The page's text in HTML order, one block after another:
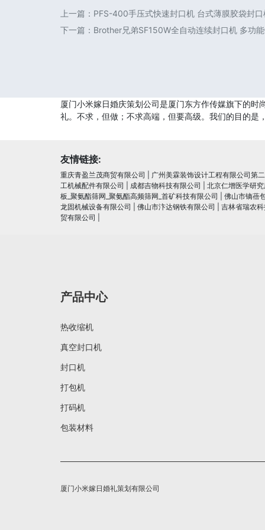
上一篇： PFS-400手压式快速封口机 台式薄膜胶袋封
下一篇： Brother兄弟SF150W全自动连续封口机 多功
厦门小米嫁日婚庆策划公司是厦门东方作传媒旗下的
礼。不求，但做；不求高端，但要高级。我们的目的是
友情链接:
重庆青盈兰茂商贸有限公司
广州美霖装饰设计工程有限公司第
工机械配件有限公司
成都吉物科技有限公司
北京仁增医学研
板_聚氨酯筛网_聚氨酯高频筛网_首矿科技有限公司
佛山市镝蓓
龙固机械设备有限公司
佛山市汴达钢铁有限公司
吉林省瑞农
贸有限公司
产品中心
热收缩机
真空封口机
封口机
打包机
打码机
包装材料
厦门小米嫁日婚礼策划有限公司